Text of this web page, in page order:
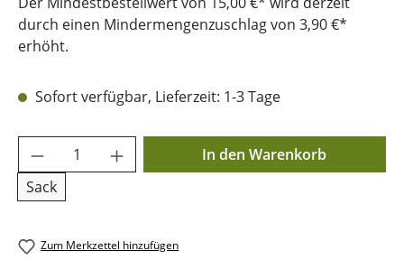
durch einen Mindermengenzuschlag von 3,90 €*
erhöht.
Sofort verfügbar, Lieferzeit: 1-3 Tage
Produkt Anzahl: Gib den gewünschten
Sack
In den Warenkorb
Zum Merkzettel hinzufügen